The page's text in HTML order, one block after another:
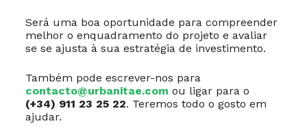
Será uma boa oportunidade para compreender
melhor o enquadramento do projeto e avaliar
se se ajusta à sua estratégia de investimento.
Também pode escrever-nos para
contacto@urbanitae.com ou ligar para o
(+34) 911 23 25 22. Teremos todo o gosto em
ajudar.